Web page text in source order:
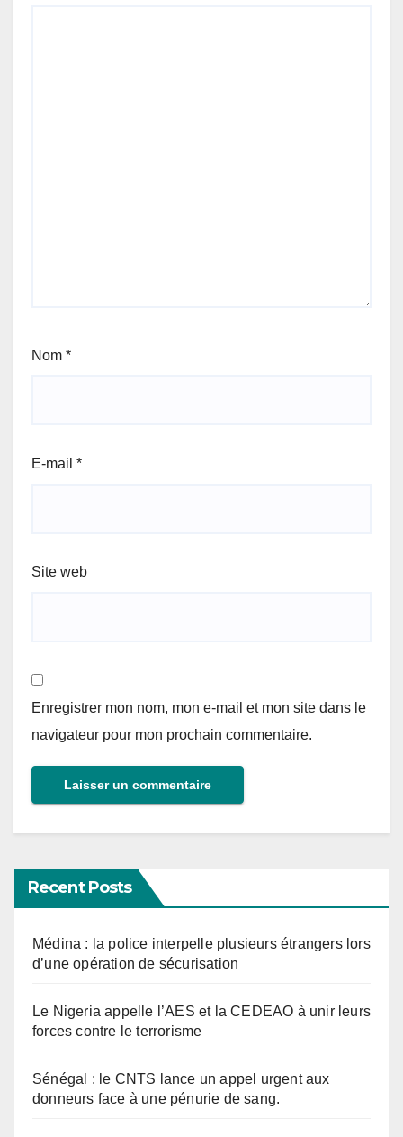
Nom *
E-mail *
Site web
Enregistrer mon nom, mon e-mail et mon site dans le
navigateur pour mon prochain commentaire.
Recent Posts
Médina : la police interpelle plusieurs étrangers lors
d’une opération de sécurisation
Le Nigeria appelle l’AES et la CEDEAO à unir leurs
forces contre le terrorisme
Sénégal : le CNTS lance un appel urgent aux
donneurs face à une pénurie de sang.